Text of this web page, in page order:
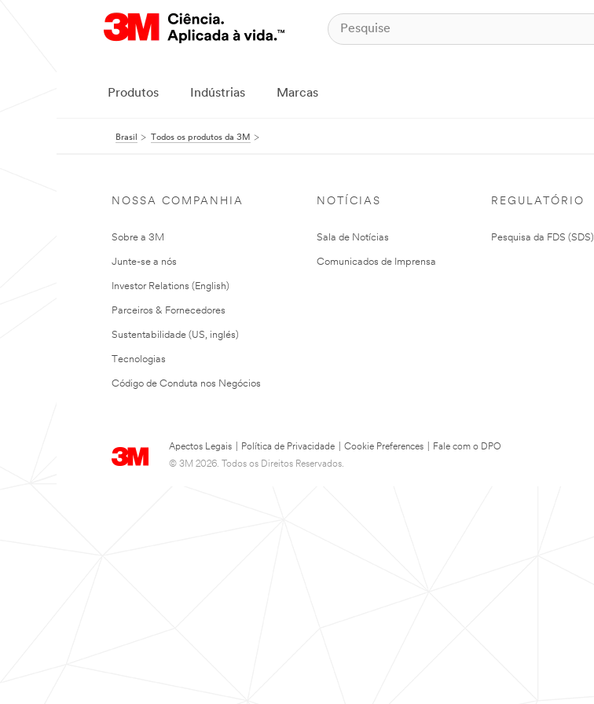
Produtos Indústrias Marcas
Brasil Todos os produtos da 3M
NOSSA COMPANHIA
Sobre a 3M
Junte-se a nós
Investor Relations (English)
Parceiros & Fornecedores
Sustentabilidade (US, inglés)
Tecnologias
Código de Conduta nos Negócios
NOTÍCIAS
Sala de Notícias
Comunicados de Imprensa
REGULATÓRIO
Pesquisa da FDS (SDS)
Apectos Legais Política de Privacidade Cookie Preferences
Fale com o DPO
© 3M 2026. Todos os Direitos Reservados.